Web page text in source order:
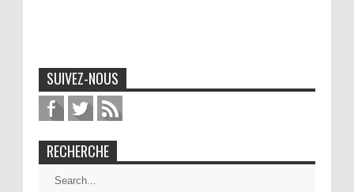
SUIVEZ-NOUS
RECHERCHE